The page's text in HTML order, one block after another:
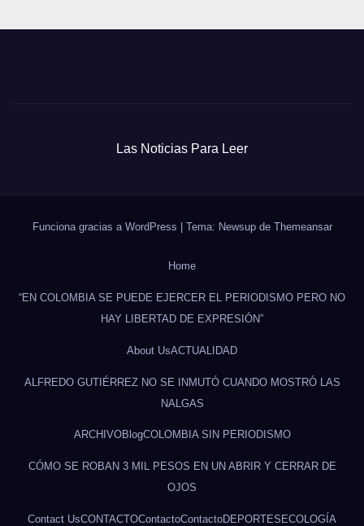
Las Noticias Para Leer
Funciona gracias a WordPress Tema: Newsup de Themeansar
Home
“EN COLOMBIA SE PUEDE EJERCER EL PERIODISMO PERO NO
HAY LIBERTAD DE EXPRESIÓN”
About UsACTUALIDAD
ALFREDO GUTIÉRREZ NO SE INMUTÓ CUANDO MOSTRÓ LAS
NALGAS
ARCHIVOBlogCOLOMBIA SIN PERIODISMO
CÓMO SE ROBAN 3 MIL PESOS EN UN ABRIR Y CERRAR DE
OJOS
Contact UsCONTACTOContactoContactoDEPORTES ECOLOGÍA